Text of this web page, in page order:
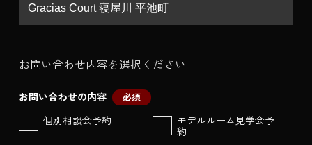
お問い合わせ内容を選択ください
お問い合わせの内容 必須
個別相談会予約
モデルルーム見学会予
約